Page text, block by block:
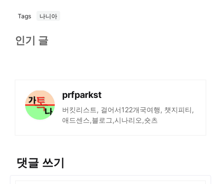
Tags 나니아
인기 글
prfparkst
버킷리스트, 걸어서122개국여행, 챗지피티,
애드센스,블로그,시나리오,숏츠
댓글 쓰기